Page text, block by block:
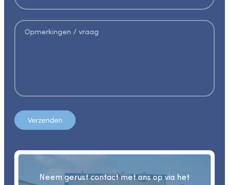
Verzenden
Neem gerust contact met ons op via het